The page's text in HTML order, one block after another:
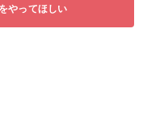
やってほしい